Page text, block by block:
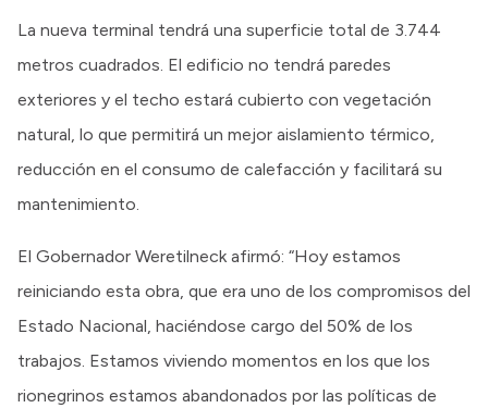
La nueva terminal tendrá una superficie total de 3.744
metros cuadrados. El edificio no tendrá paredes
exteriores y el techo estará cubierto con vegetación
natural, lo que permitirá un mejor aislamiento térmico,
reducción en el consumo de calefacción y facilitará su
mantenimiento.
El Gobernador Weretilneck afirmó: “Hoy estamos
reiniciando esta obra, que era uno de los compromisos del
Estado Nacional, haciéndose cargo del 50% de los
trabajos. Estamos viviendo momentos en los que los
rionegrinos estamos abandonados por las políticas de